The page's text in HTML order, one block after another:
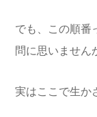
でも、この順番
問に思いません
実はここで生か